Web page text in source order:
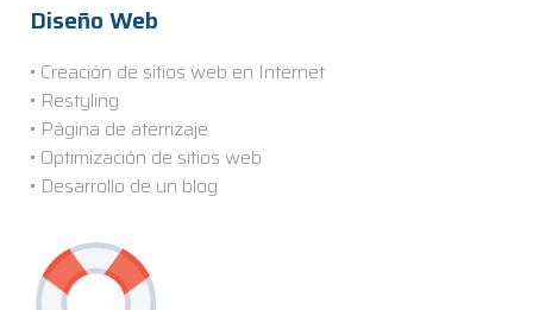
Diseño Web
• Creación de sitios web en Internet
• Restyling
• Página de aterrizaje
• Optimización de sitios web
• Desarrollo de un blog